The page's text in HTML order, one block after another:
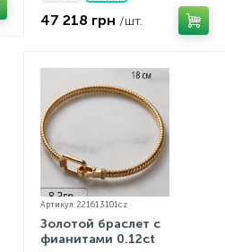
47 218 грн /шт.
Артикул: 221613101cz
Золотой браслет с
фианитами 0.12ct